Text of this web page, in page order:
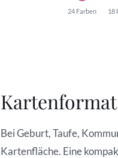
18
24 Farben
Bei Geburt, Taufe,
Kartenfläche. Eine